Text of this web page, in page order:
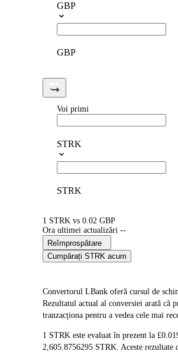
GBP
GBP
Voi primi
STRK
STRK
1 STRK vs 0.02 GBP
Ora ultimei actualizări --
Reîmprospătare
Cumpărați STRK acum
Convertorul LBank oferă cursul de
Rezultatul actual al conversiei arată că
tranzacționa pentru a vedea cele mai
1 STRK este evaluat în prezent la
2,605.8756295 STRK. Aceste rezultate